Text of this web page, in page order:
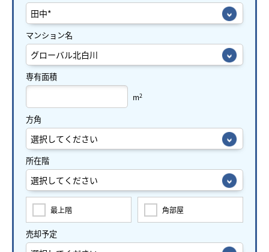
マンション名
専有面積
m2
方角
所在階
最上階 角部屋
売却予定